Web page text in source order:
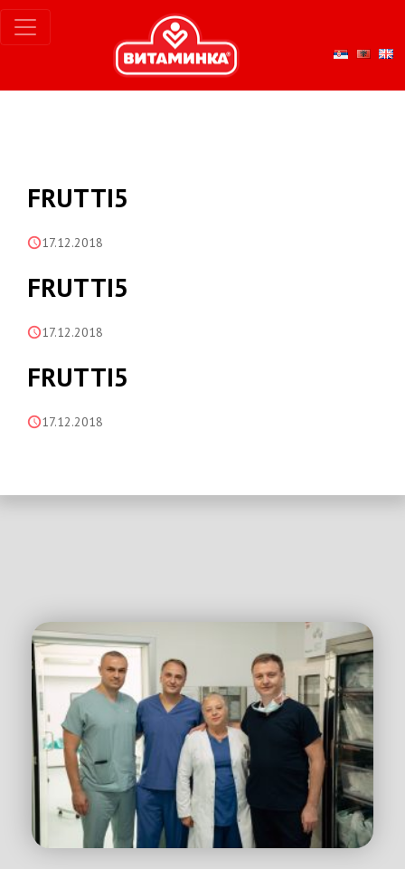
FRUTTI5
17.12.2018
FRUTTI5
17.12.2018
FRUTTI5
17.12.2018